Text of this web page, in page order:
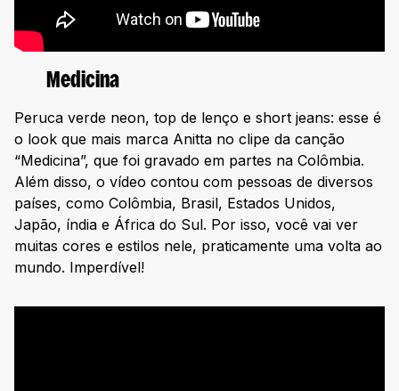
Medicina
Peruca verde neon, top de lenço e short jeans: esse é
o look que mais marca Anitta no clipe da canção
“Medicina”, que foi gravado em partes na Colômbia.
Além disso, o vídeo contou com pessoas de diversos
países, como Colômbia, Brasil, Estados Unidos,
Japão, índia e África do Sul. Por isso, você vai ver
muitas cores e estilos nele, praticamente uma volta ao
mundo. Imperdível!